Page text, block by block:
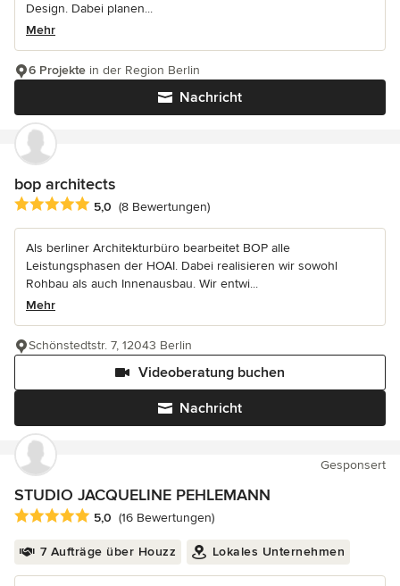
Design. Dabei planen...
Mehr
Nachricht
6 Projekte in der Region Berlin
bop architects
Durchschnittliche Bewertung: 5 von 5 Sternen
5,0 (8 Bewertungen)
Als berliner Architekturbüro bearbeitet BOP alle
Leistungsphasen der HOAI. Dabei realisieren wir sowohl
Rohbau als auch Innenausbau. Wir entwi...
Mehr
Nachricht
Videoberatung buchen
Schönstedtstr. 7, 12043 Berlin
Gesponsert
STUDIO JACQUELINE PEHLEMANN
Durchschnittliche Bewertung: 5 von 5 Sternen
5,0 (16 Bewertungen)
7 Aufträge über Houzz Lokales Unternehmen